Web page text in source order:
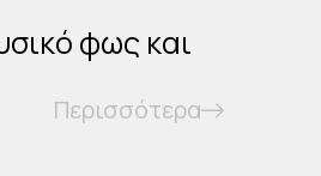
φως και
Περισσότερα